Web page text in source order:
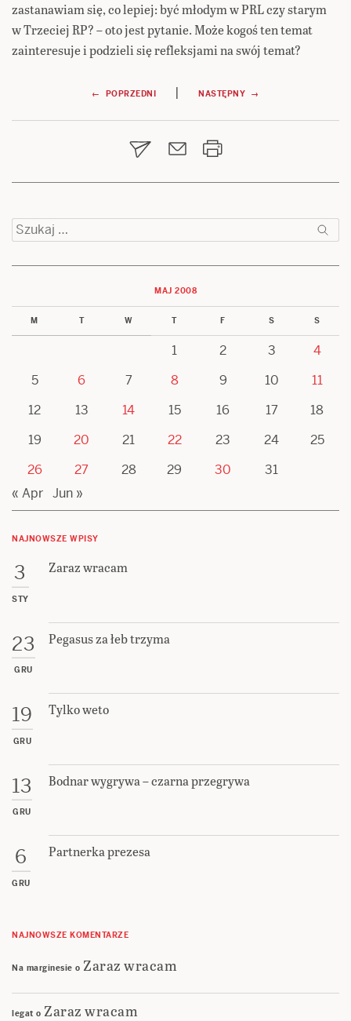
zastanawiam się, co lepiej: być młodym w PRL czy starym
w Trzeciej RP? – oto jest pytanie. Może kogoś ten temat
zainteresuje i podzieli się refleksjami na swój temat?
Nawigacja
wpisu
← POPRZEDNI | NASTĘPNY →
Szukaj:
MAJ 2008
M T W T F S S
1 2 3
4
5
6 7 8 9 10
11
12
13 14 15 16 17
18
19
20 21 22 23 24
25
26
27 28 29 30
31
« Apr Jun »
NAJNOWSZE WPISY
3
STY
Zaraz wracam
23
GRU
Pegasus za łeb trzyma
19
GRU
Tylko weto
13
GRU
Bodnar wygrywa – czarna przegrywa
6
GRU
Partnerka prezesa
NAJNOWSZE KOMENTARZE
Na marginesie o Zaraz wracam
legat o Zaraz wracam